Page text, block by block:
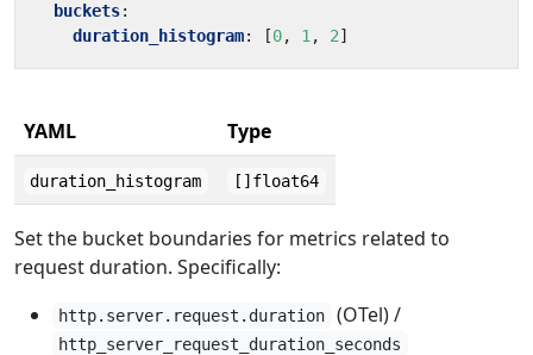
buckets:
duration_histogram: [0, 1 , 2]
YAML Type
duration_histogram []float64
Set the bucket boundaries for metrics related to
request duration. Specifically:
http.server.request.duration (OTel) /
http_server_request_duration_seconds